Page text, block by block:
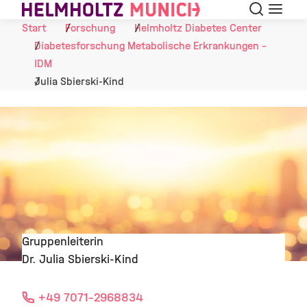
Skip to Content Suche
Start
Forschung
Helmholtz Diabetes Center
Diabetesforschung Metabolische Erkrankungen -
IDM
Julia Sbierski-Kind
Gruppenleiterin
Dr. Julia Sbierski-Kind
+49 7071-2968834